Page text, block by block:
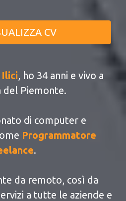
CV
, ho 34 anni e vivo a
del Piemonte.
di computer e
Programmatore
.
da remoto, così da
a tutte le aziende e